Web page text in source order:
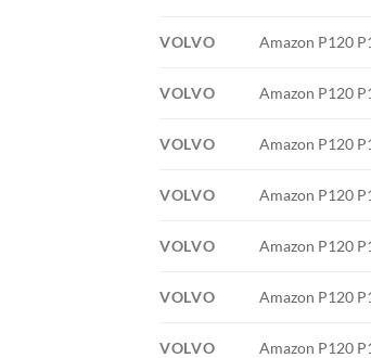
VOLVO Amazon P120
VOLVO Amazon P120
VOLVO Amazon P120
VOLVO Amazon P120
VOLVO Amazon P120
VOLVO Amazon P120
VOLVO Amazon P120